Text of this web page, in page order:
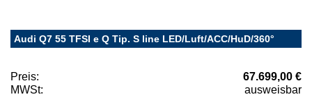
Audi Q7 55 TFSI e Q Tip. S line LED/Luft/ACC/HuD/360°
Preis:
67.699,00 €
MWSt:
ausweisbar